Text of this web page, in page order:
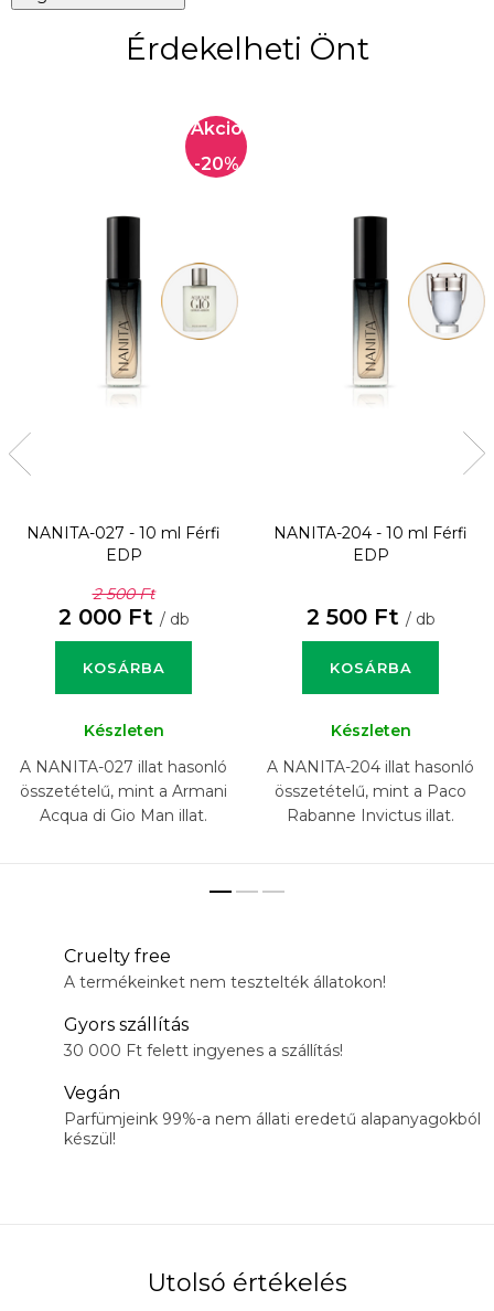
Érdekelheti Önt
-20%
NANITA-027 - 10 ml
Férfi
EDP
2 500 Ft
2 000 Ft / db
KOSÁRBA
Készleten
A NANITA-027 illat hasonló
összetételű, mint a Armani
Acqua di Gio Man illat.
NANITA-204 - 10 ml
Férfi
EDP
2 500 Ft / db
KOSÁRBA
Készleten
A NANITA-204 illat hasonló
összetételű, mint a Paco
Rabanne Invictus illat.
Cruelty free
A termékeinket nem tesztelték állatokon!
Gyors szállítás
30 000 Ft felett ingyenes a szállítás!
Vegán
Parfümjeink 99%-a nem állati eredetű alapanyagokból
készül!
Utolsó értékelés